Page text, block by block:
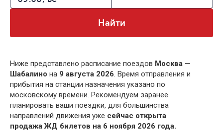
Найти
Ниже представлено расписание поездов Москва —
Шабалино на 9 августа 2026. Время отправления и
прибытия на станции назначения указано по
московскому времени. Рекомендуем заранее
планировать ваши поездки, для большинства
направлений движения уже сейчас открыта
продажа ЖД билетов на 6 ноября 2026 года.